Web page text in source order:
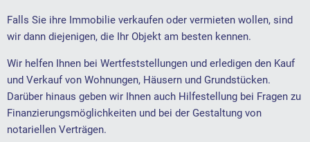
Falls Sie ihre Immobilie verkaufen oder vermieten wollen, sind
wir dann diejenigen, die Ihr Objekt am besten kennen.
Wir helfen Ihnen bei Wertfeststellungen und erledigen den Kauf
und Verkauf von Wohnungen, Häusern und Grundstücken.
Darüber hinaus geben wir Ihnen auch Hilfestellung bei Fragen zu
Finanzierungs­möglichkeiten und bei der Gestaltung von
notariellen Verträgen.